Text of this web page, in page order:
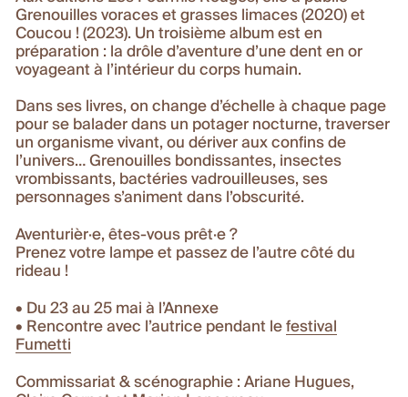
Grenouilles voraces et grasses limaces (2020) et
Coucou ! (2023). Un troisième album est en
préparation : la drôle d’aventure d’une dent en or
voyageant à l’intérieur du corps humain.
Dans ses livres, on change d’échelle à chaque page
pour se balader dans un potager nocturne, traverser
un organisme vivant, ou dériver aux confins de
l’univers… Grenouilles bondissantes, insectes
vrombissants, bactéries vadrouilleuses, ses
personnages s’animent dans l’obscurité.
Aventurièr·e, êtes-vous prêt·e ?
Prenez votre lampe et passez de l’autre côté du
rideau !
• Du 23 au 25 mai à l’Annexe
• Rencontre avec l’autrice pendant lefestival
Fumetti
Commissariat & scénographie : Ariane Hugues,